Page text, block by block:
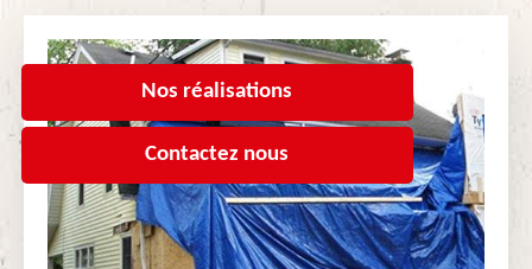
Nos réalisations
Contactez nous